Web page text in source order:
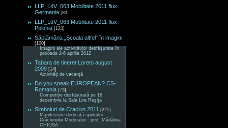
LLP_LdV_063 Mobilitate 2011 flux
Germania [89]
LLP_LdV_063 Mobilitate 2011 flux
Polonia [123]
Săptămâna „Școala altfel” în imagini
[100]
Imagini ale activităților desfășurate în
perioada 2-6 aprilie 2012
Tabara de tineret Loreto august
2009 [14]
Activități de vacanță
Do you speak EUROPEAN? CS-
Romania [73]
Competiție desfășurată pe 16
decembrie la Sala Lira Reșița
Simboluri de Craciun 2011 [225]
Manifestare dedicată spiritului
Crăciunului Moderator : prof. Mădălina
CHIOSA